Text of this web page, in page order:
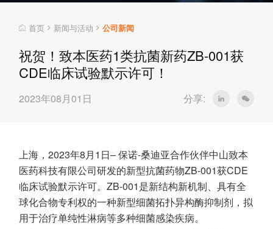
首页 新闻与活动 公司新闻
祝贺！致本医药1类抗菌新药ZB-001获
CDE临床试验默示许可！
2023年08月01日 分享:
上海，2023年8月1日– 保诺-桑迪亚合作伙伴中山致本
医药科技有限公司研发的新型抗菌药物ZB-001获CDE
临床试验默示许可。ZB-001是新结构新机制、具有全
球化合物专利权的一种新型细菌拓扑异构酶抑制剂，拟
用于治疗单纯性淋病等多种细菌感染疾病。